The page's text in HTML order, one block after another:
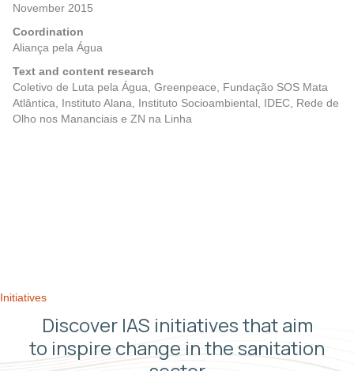
November 2015
Coordination
Aliança pela Água
Text and content research
Coletivo de Luta pela Água, Greenpeace, Fundação SOS Mata
Atlântica, Instituto Alana, Instituto Socioambiental, IDEC, Rede de
Olho nos Mananciais e ZN na Linha
Initiatives
Discover IAS initiatives that aim
to inspire change in the sanitation